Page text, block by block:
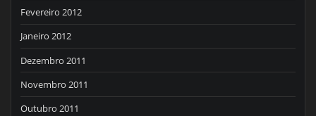
Fevereiro 2012
Janeiro 2012
Dezembro 2011
Novembro 2011
Outubro 2011